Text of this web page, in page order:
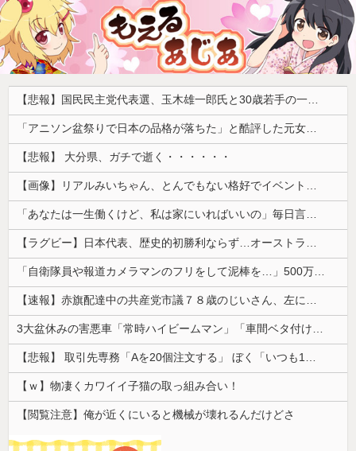
【悲報】国民民主党代表選、玉木雄一郎氏と30歳若手の一騎打ちへ → 榛葉幹事長の不出馬にネットで疑問噴出 ｗｗｗｗｗｗｗｗｗｗｗｗｗｗｗ
「アニソン盆祭りで日本の品格が落ちた」と酷評した元女優、「あんたが品格を語るのかよ！」と総ツッコミを食らってしまい……
【悲報】 大分県、ガチで逝く・・・・・・
【画像】リアルみいちゃん、とんでもない格好でイベント出演するwwwwwwwwww
「あなたは一生働くけど、私は家にいればいいの」毎日言われた20歳がついに返した一言…
【ラグビー】日本代表、歴史的初勝利ならず…オーストラリアに逆転負け ８戦全敗
「自衛隊員や報道カメラマンのフリをして泥棒を…」500万円分の預金通帳を盗まれた高齢女性が明かす被害！
【速報】赤旗配達中の共産党市議７８歳のじいさん、左に寄りすぎたか車で民家当て逃げ
3大盆休みの害悪車「常時ハイビームマン」「車間ベタ付けマン」「法定速度絶対遵守マン」
【悲報】 取引先専務「Aを20個注文する」 ぼく「いつも1～2個しか使わないけど本当に20であってる？」 取専「あってる」→結果『こう』なったんだが...
【ｗ】物凄くカワイイ子猫の取っ組み合い！
【閲覧注意】俺が近くにいると機械が壊れるんだけどさ